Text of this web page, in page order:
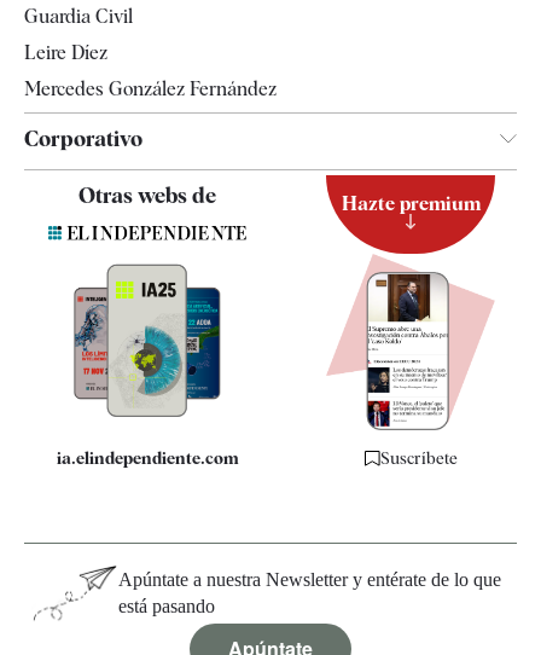
Guardia Civil
Leire Díez
Mercedes González Fernández
Corporativo
Contacto
Quiénes somos
Especificaciones
Otras webs de
ia.elindependiente.com
Hazte premium
Suscríbete
Apúntate a nuestra Newsletter y entérate de lo que
está pasando
Apúntate